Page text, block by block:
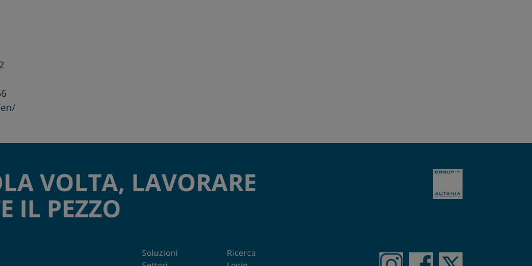
VOLTA, LAVORARE
IL PEZZO
Soluzioni
Ricerca